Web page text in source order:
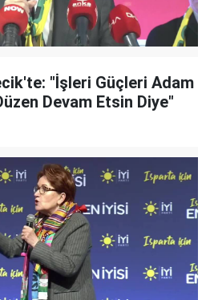
"İşleri Güçleri Adam
Devam Etsin Diye"